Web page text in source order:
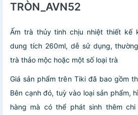
TRÒN_AVN52
Ấm trà thủy tinh chịu nhiệt thiết kế
dung tích 260ml, dễ sử dụng,
trà thảo mộc hoặc một số loại trà
Giá sản phẩm trên Tiki đã bao gồm
Bên cạnh đó, tuỳ vào loại sản phẩm,
hàng mà có thể phát sinh thêm